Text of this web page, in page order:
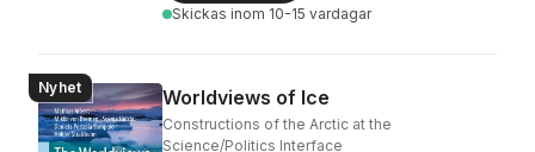
Skickas inom 10-15 vardagar
Nyhet Worldviews of Ice
Constructions of the Arctic at the
Science/Politics Interface